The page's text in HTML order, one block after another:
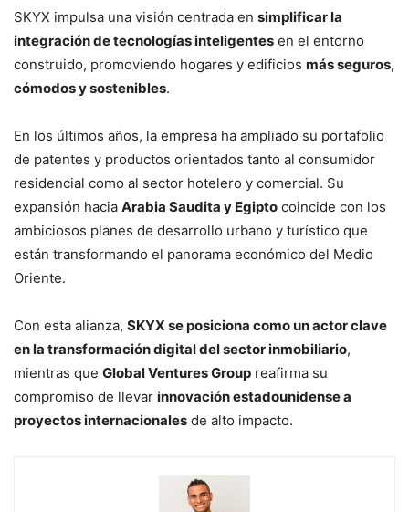
SKYX impulsa una visión centrada en simplificar la
integración de tecnologías inteligentes en el entorno
construido, promoviendo hogares y edificios más seguros,
cómodos y sostenibles.
En los últimos años, la empresa ha ampliado su portafolio
de patentes y productos orientados tanto al consumidor
residencial como al sector hotelero y comercial. Su
expansión hacia Arabia Saudita y Egipto coincide con los
ambiciosos planes de desarrollo urbano y turístico que
están transformando el panorama económico del Medio
Oriente.
Con esta alianza, SKYX se posiciona como un actor clave
en la transformación digital del sector inmobiliario,
mientras que Global Ventures Group reafirma su
compromiso de llevar innovación estadounidense a
proyectos internacionales de alto impacto.